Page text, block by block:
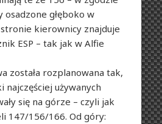
osadzone głęboko w
kierownicy znajduje
ESP – tak jak w Alfie
została rozplanowana tak,
najczęściej używanych
się na górze – czyli jak
147/156/166. Od góry: